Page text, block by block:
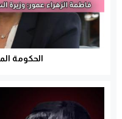
الحكومة